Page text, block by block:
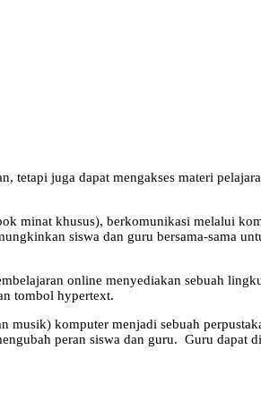
tetapi juga dapat mengakses materi
minat khusus), berkomunikasi melalui
siswa dan guru bersama-sama
online menyediakan sebuah
tombol hypertext.
komputer menjadi sebuah
peran siswa dan guru. Guru dapat